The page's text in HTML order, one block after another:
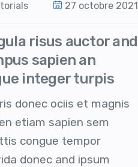
27 octobre 2021
risus auctor and
sapien an
integer turpis
donec ociis et magnis
etiam sapien sem
congue tempor
donec and ipsum